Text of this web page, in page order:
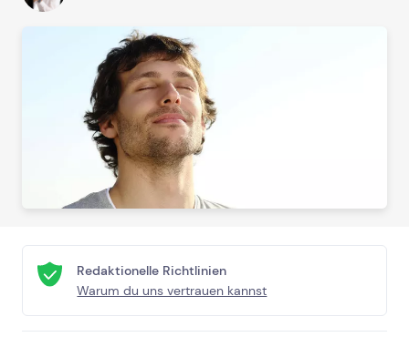
Redaktionelle Richtlinien
Warum du uns vertrauen kannst